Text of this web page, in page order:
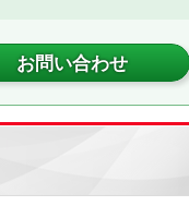
お問い合わせ